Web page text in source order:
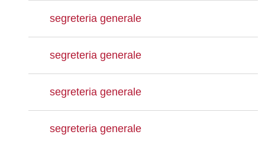
segreteria generale
segreteria generale
segreteria generale
segreteria generale